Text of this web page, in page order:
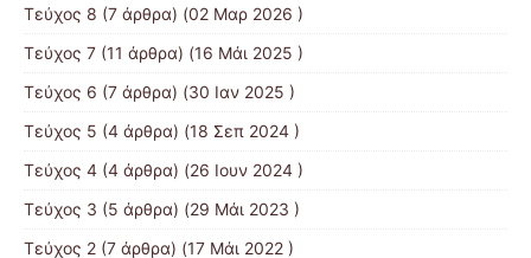
Τεύχος 8 (7 άρθρα) (02 Μαρ 2026 )
Τεύχος 7 (11 άρθρα) (16 Μάι 2025 )
Τεύχος 6 (7 άρθρα) (30 Ιαν 2025 )
Τεύχος 5 (4 άρθρα) (18 Σεπ 2024 )
Τεύχος 4 (4 άρθρα) (26 Ιουν 2024 )
Τεύχος 3 (5 άρθρα) (29 Μάι 2023 )
Τεύχος 2 (7 άρθρα) (17 Μάι 2022 )